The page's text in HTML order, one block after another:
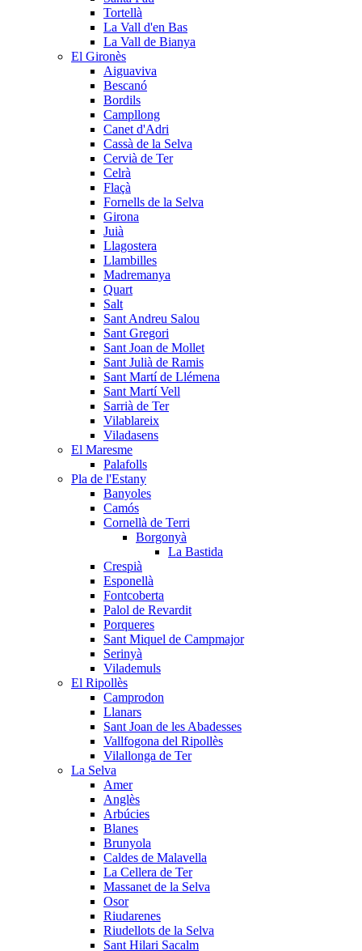
Tortellà
La Vall d'en Bas
La Vall de Bianya
El Gironès
Aiguaviva
Bescanó
Bordils
Campllong
Canet d'Adri
Cassà de la Selva
Cervià de Ter
Celrà
Flaçà
Fornells de la Selva
Girona
Juià
Llagostera
Llambilles
Madremanya
Quart
Salt
Sant Andreu Salou
Sant Gregori
Sant Joan de Mollet
Sant Julià de Ramis
Sant Martí de Llémena
Sant Martí Vell
Sarrià de Ter
Vilablareix
Viladasens
El Maresme
Palafolls
Pla de l'Estany
Banyoles
Camós
Cornellà de Terri
Borgonyà
La Bastida
Crespià
Esponellà
Fontcoberta
Palol de Revardit
Porqueres
Sant Miquel de Campmajor
Serinyà
Vilademuls
El Ripollès
Camprodon
Llanars
Sant Joan de les Abadesses
Vallfogona del Ripollès
Vilallonga de Ter
La Selva
Amer
Anglès
Arbúcies
Blanes
Brunyola
Caldes de Malavella
La Cellera de Ter
Massanet de la Selva
Osor
Riudarenes
Riudellots de la Selva
Sant Hilari Sacalm